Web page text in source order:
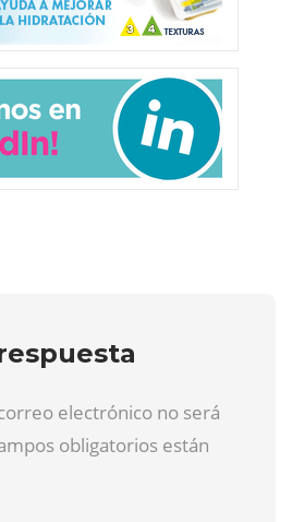
electrónico no será
obligatorios están